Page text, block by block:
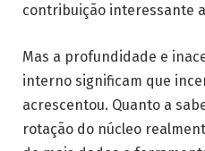
contribuição interessante
Mas a profundidade e
interno significam que
acrescentou. Quanto a
rotação do núcleo